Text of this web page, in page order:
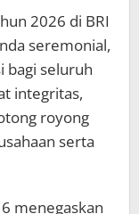
2026 di BRI
seremonial,
bagi seluruh
integritas,
royong
serta
menegaskan